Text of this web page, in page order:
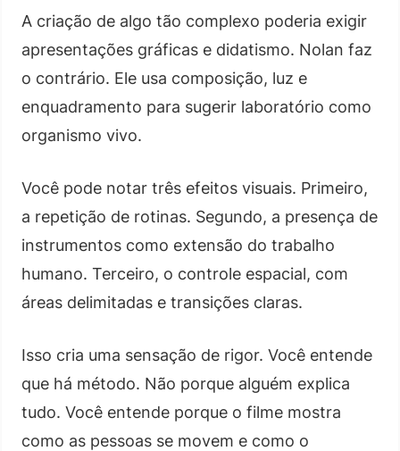
A criação de algo tão complexo poderia exigir
apresentações gráficas e didatismo. Nolan faz
o contrário. Ele usa composição, luz e
enquadramento para sugerir laboratório como
organismo vivo.
Você pode notar três efeitos visuais. Primeiro,
a repetição de rotinas. Segundo, a presença de
instrumentos como extensão do trabalho
humano. Terceiro, o controle espacial, com
áreas delimitadas e transições claras.
Isso cria uma sensação de rigor. Você entende
que há método. Não porque alguém explica
tudo. Você entende porque o filme mostra
como as pessoas se movem e como o